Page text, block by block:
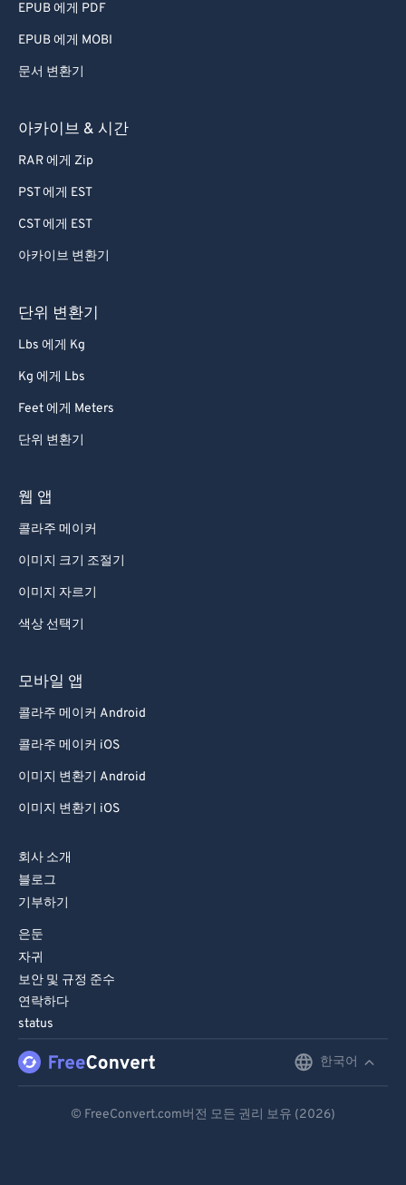
EPUB 에게 PDF
EPUB 에게 MOBI
문서 변환기
아카이브 & 시간
RAR 에게 Zip
PST 에게 EST
CST 에게 EST
아카이브 변환기
단위 변환기
Lbs 에게 Kg
Kg 에게 Lbs
Feet 에게 Meters
단위 변환기
웹 앱
콜라주 메이커
이미지 크기 조절기
이미지 자르기
색상 선택기
모바일 앱
콜라주 메이커 Android
콜라주 메이커 iOS
이미지 변환기 Android
이미지 변환기 iOS
회사 소개
블로그
기부하기
은둔
자귀
보안 및 규정 준수
연락하다
status
한국어
© FreeConvert.com버전 모든 권리 보유 (2026)